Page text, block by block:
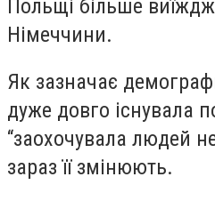
Польщі більше
Німеччини.
Як зазначає
дуже довго існувала
“заохочувала людей
зараз її змінюють.